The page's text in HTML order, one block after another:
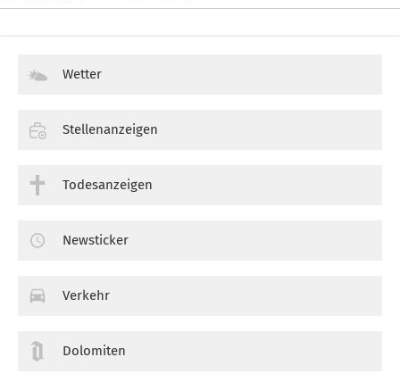
Wetter
Stellenanzeigen
Todesanzeigen
Newsticker
Verkehr
Dolomiten